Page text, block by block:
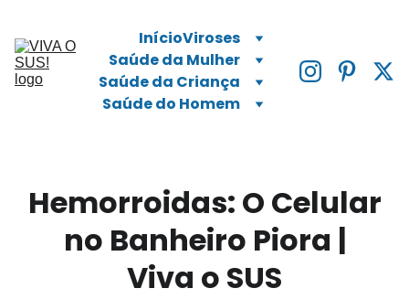
InícioViroses
Saúde da Mulher
Saúde da Criança
Saúde do Homem
Hemorroidas: O Celular
no Banheiro Piora |
Viva o SUS